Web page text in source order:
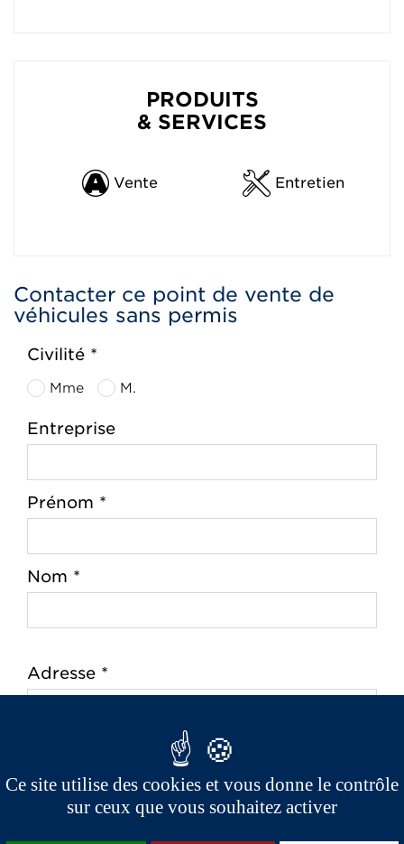
PRODUITS
& SERVICES
Vente Entretien
Contacter ce point de vente de
véhicules sans permis
Civilité *
Mme M.
Entreprise
Prénom *
Nom *
Adresse *
Ce site utilise des cookies et vous donne le contrôle
sur ceux que vous souhaitez activer